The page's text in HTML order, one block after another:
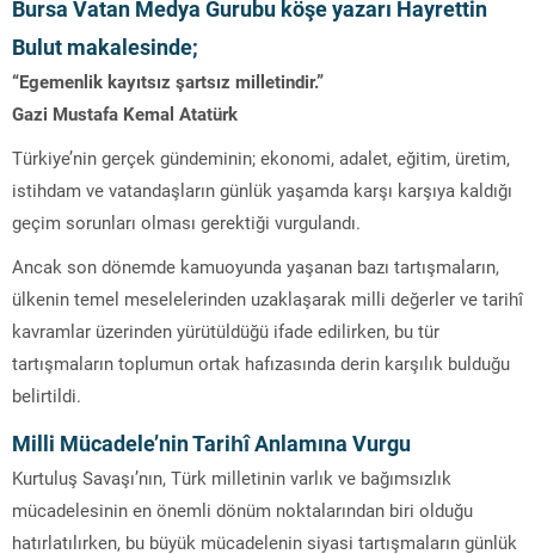
Bursa Vatan Medya Gurubu köşe yazarı Hayrettin
Bulut makalesinde;
“Egemenlik kayıtsız şartsız milletindir.”
Gazi Mustafa Kemal Atatürk
Türkiye’nin gerçek gündeminin; ekonomi, adalet, eğitim, üretim,
istihdam ve vatandaşların günlük yaşamda karşı karşıya kaldığı
geçim sorunları olması gerektiği vurgulandı.
Ancak son dönemde kamuoyunda yaşanan bazı tartışmaların,
ülkenin temel meselelerinden uzaklaşarak milli değerler ve tarihî
kavramlar üzerinden yürütüldüğü ifade edilirken, bu tür
tartışmaların toplumun ortak hafızasında derin karşılık bulduğu
belirtildi.
Milli Mücadele’nin Tarihî Anlamına Vurgu
Kurtuluş Savaşı’nın, Türk milletinin varlık ve bağımsızlık
mücadelesinin en önemli dönüm noktalarından biri olduğu
hatırlatılırken, bu büyük mücadelenin siyasi tartışmaların günlük